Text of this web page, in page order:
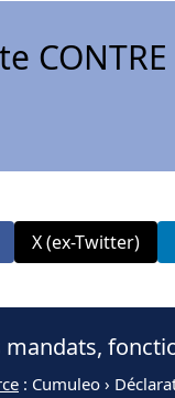
X (ex-Twitter)
mandats,
: Cumuleo ›